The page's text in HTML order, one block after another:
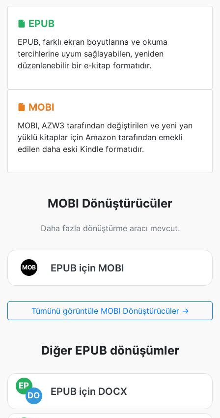
EPUB
EPUB, farklı ekran boyutlarına ve okuma
tercihlerine uyum sağlayabilen, yeniden
düzenlenebilir bir e-kitap formatıdır.
MOBI
MOBI, AZW3 tarafından değiştirilen ve yeni yan
yüklü kitaplar için Amazon tarafından emekli
edilen daha eski Kindle formatıdır.
MOBI Dönüştürücüler
Daha fazla dönüştürme aracı mevcut.
MOB EPUB için MOBI
Tümünü görüntüle MOBI Dönüştürücüler →
Diğer EPUB dönüşümler
EP
DO
EPUB için DOCX